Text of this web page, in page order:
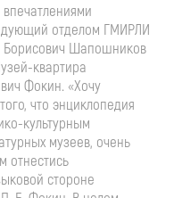
отделом ГМИРЛИ
Борисович Шапошников
квартира
Фокин. «Хочу
что энциклопедия
культурным
музеев, очень
отнестись
стороне